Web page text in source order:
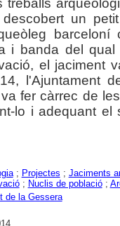
treballs
un
i banda del
el jaciment
l'Ajuntament
fer càrrec de
lo i adequant
; Projectes ; Jaciments
; Nuclis de població;
de la Gessera